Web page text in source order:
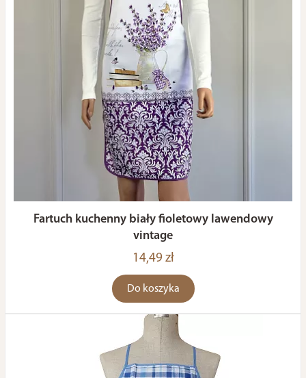
Fartuch kuchenny biały fioletowy lawendowy
vintage
14,49 zł
Do koszyka